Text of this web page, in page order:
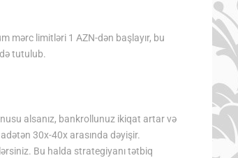
mərc limitləri 1 AZN-dən başlayır, bu
tutulub.
alsanız, bankrollunuz ikiqat artar və
30x-40x arasında dəyişir.
Bu halda strategiyanı tətbiq